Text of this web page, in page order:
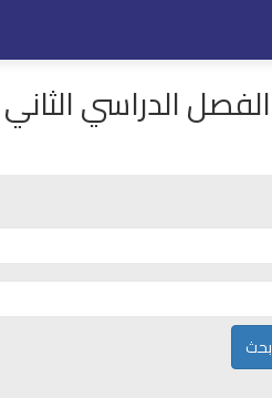
الفصل الدراسي الثاني لعام
بحث